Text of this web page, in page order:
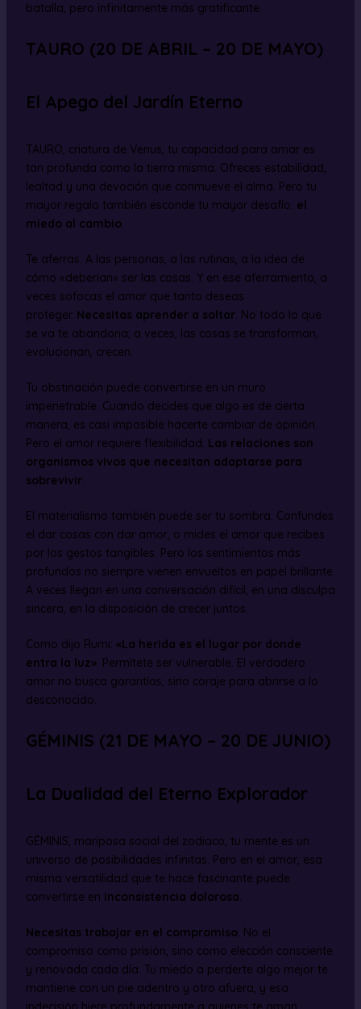
batalla, pero infinitamente más gratificante.
TAURO (20 DE ABRIL – 20 DE MAYO)
El Apego del Jardín Eterno
TAURO, criatura de Venus, tu capacidad para amar es
tan profunda como la tierra misma. Ofreces estabilidad,
lealtad y una devoción que conmueve el alma. Pero tu
mayor regalo también esconde tu mayor desafío: el
miedo al cambio.
Te aferras. A las personas, a las rutinas, a la idea de
cómo «deberían» ser las cosas. Y en ese aferramiento, a
veces sofocas el amor que tanto deseas
proteger. Necesitas aprender a soltar. No todo lo que
se va te abandona; a veces, las cosas se transforman,
evolucionan, crecen.
Tu obstinación puede convertirse en un muro
impenetrable. Cuando decides que algo es de cierta
manera, es casi imposible hacerte cambiar de opinión.
Pero el amor requiere flexibilidad. Las relaciones son
organismos vivos que necesitan adaptarse para
sobrevivir.
El materialismo también puede ser tu sombra. Confundes
el dar cosas con dar amor, o mides el amor que recibes
por los gestos tangibles. Pero los sentimientos más
profundos no siempre vienen envueltos en papel brillante.
A veces llegan en una conversación difícil, en una disculpa
sincera, en la disposición de crecer juntos.
Como dijo Rumi: «La herida es el lugar por donde
entra la luz». Permítete ser vulnerable. El verdadero
amor no busca garantías, sino coraje para abrirse a lo
desconocido.
GÉMINIS (21 DE MAYO – 20 DE JUNIO)
La Dualidad del Eterno Explorador
GÉMINIS, mariposa social del zodiaco, tu mente es un
universo de posibilidades infinitas. Pero en el amor, esa
misma versatilidad que te hace fascinante puede
convertirse en inconsistencia dolorosa.
Necesitas trabajar en el compromiso. No el
compromiso como prisión, sino como elección consciente
y renovada cada día. Tu miedo a perderte algo mejor te
mantiene con un pie adentro y otro afuera, y esa